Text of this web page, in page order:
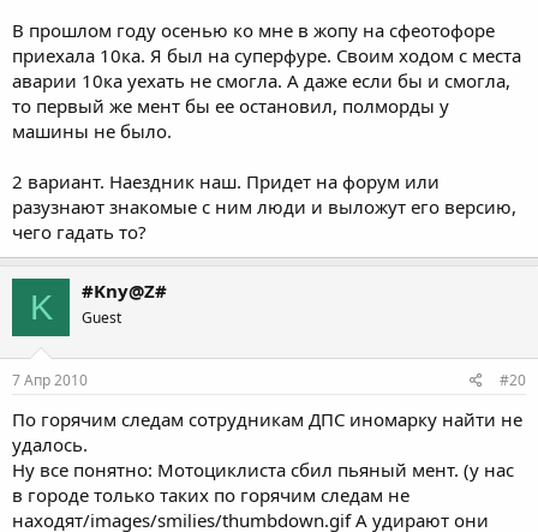
В прошлом году осенью ко мне в жопу на сфеотофоре
приехала 10ка. Я был на суперфуре. Своим ходом с места
аварии 10ка уехать не смогла. А даже если бы и смогла,
то первый же мент бы ее остановил, полморды у
машины не было.
2 вариант. Наездник наш. Придет на форум или
разузнают знакомые с ним люди и выложут его версию,
чего гадать то?
K #Kny@Z#
Guest
7 Апр 2010 #20
По горячим следам сотрудникам ДПС иномарку найти не
удалось.
Ну все понятно: Мотоциклиста сбил пьяный мент. (у нас
в городе только таких по горячим следам не
находят/images/smilies/thumbdown.gif А удирают они